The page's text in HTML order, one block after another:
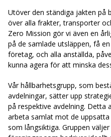
Utöver den ständiga jakten på
över alla frakter, transporter
Zero Mission gör vi även en
på de samlade utsläppen, få
företag, och alla anställda,
kunna agera för att minska
Vår hållbarhetsgrupp, som
avdelningar, sätter upp
på respektive avdelning. Detta
arbeta samlat mot de
som långsiktiga. Gruppen